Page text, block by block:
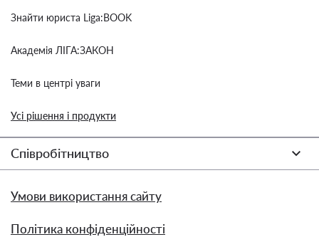
Знайти юриста Liga:BOOK
Академія ЛІГА:ЗАКОН
Теми в центрі уваги
Усі рішення і продукти
Співробітництво
Умови використання сайту
Політика конфіденційності